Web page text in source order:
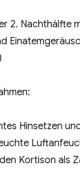
2. Nachthälfte
Hinsetzen
Kortison als